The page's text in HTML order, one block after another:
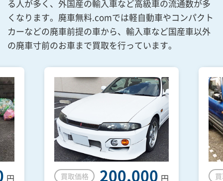
る人が多く、外国産の輸入車など高級車の流通数が多
くなります。廃車無料.comでは軽自動車やコンパクト
カーなどの廃車前提の車から、輸入車など国産車以外
の廃車寸前のお車まで買取を行っています。
円
買取価格 200,000 円